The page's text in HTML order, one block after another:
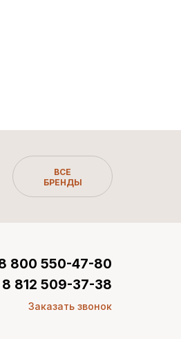
ВСЕ
БРЕНДЫ
800 550-47-80
8 812 509-37-38
Заказать звонок